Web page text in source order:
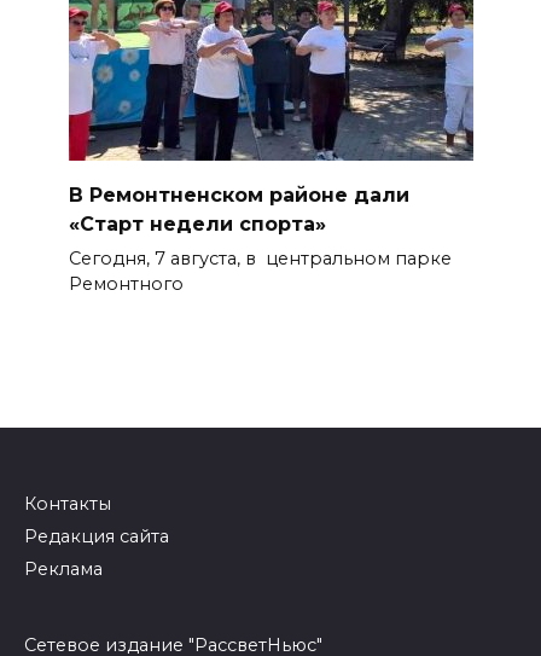
В Ремонтненском районе дали
«Старт недели спорта»
Сегодня, 7 августа, в центральном парке
Ремонтного
Контакты
Редакция сайта
Реклама
Сетевое издание "РассветНьюс"